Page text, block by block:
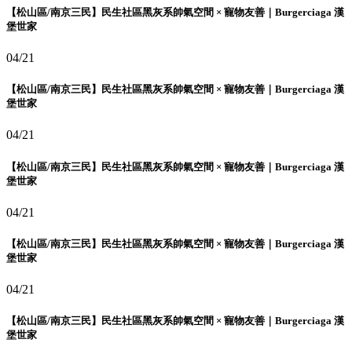
【松山區/南京三民】民生社區黑灰系帥氣空間 × 寵物友善｜Burgerciaga 漢
堡世家
04/21
【松山區/南京三民】民生社區黑灰系帥氣空間 × 寵物友善｜Burgerciaga 漢
堡世家
04/21
【松山區/南京三民】民生社區黑灰系帥氣空間 × 寵物友善｜Burgerciaga 漢
堡世家
04/21
【松山區/南京三民】民生社區黑灰系帥氣空間 × 寵物友善｜Burgerciaga 漢
堡世家
04/21
【松山區/南京三民】民生社區黑灰系帥氣空間 × 寵物友善｜Burgerciaga 漢
堡世家